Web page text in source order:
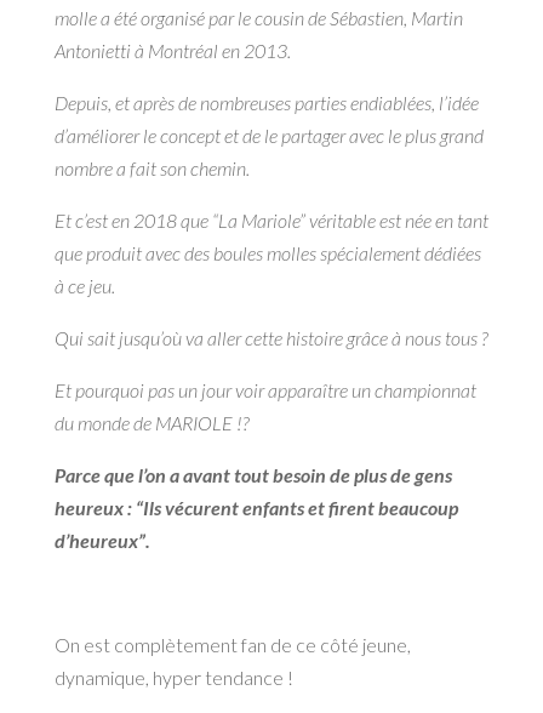
molle a été organisé par le cousin de Sébastien, Martin
Antonietti à Montréal en 2013.
Depuis, et après de nombreuses parties endiablées, l’idée
d’améliorer le concept et de le partager avec le plus grand
nombre a fait son chemin.
Et c’est en 2018 que “La Mariole” véritable est née en tant
que produit avec des boules molles spécialement dédiées
à ce jeu.
Qui sait jusqu’où va aller cette histoire grâce à nous tous ?
Et pourquoi pas un jour voir apparaître un championnat
du monde de MARIOLE !?
Parce que l’on a avant tout besoin de plus de gens
heureux : “Ils vécurent enfants et firent beaucoup
d’heureux”.
On est complètement fan de ce côté jeune,
dynamique, hyper tendance !